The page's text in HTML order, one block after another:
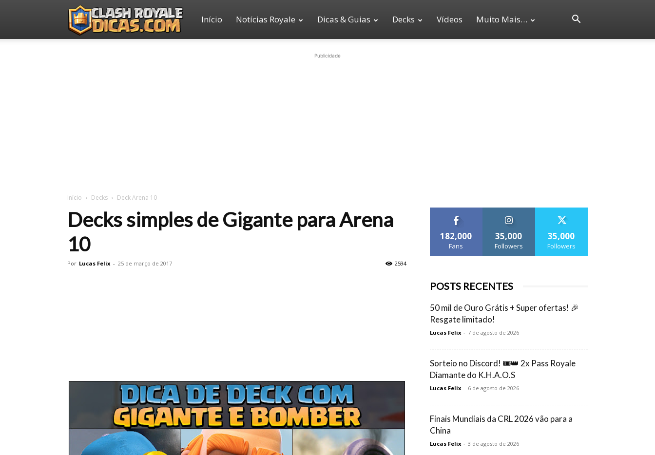
Clash
Início Notícias Royale Dicas & Guias Decks Vídeos Muito Mais…
Publicidade
Início Decks Deck Arena 10
Decks simples de Gigante para Arena
10
Por Lucas Felix - 25 de março de 2017 2594
182,000
Fans
35,000
Followers
35,000
Followers
POSTS RECENTES
50 mil de Ouro Grátis + Super ofertas! 🎉
Resgate limitado!
Lucas Felix - 7 de agosto de 2026
Sorteio no Discord! 🎟️👑 2x Pass Royale
Diamante do K.H.A.O.S
Lucas Felix - 6 de agosto de 2026
Finais Mundiais da CRL 2026 vão para a
China
Lucas Felix - 3 de agosto de 2026